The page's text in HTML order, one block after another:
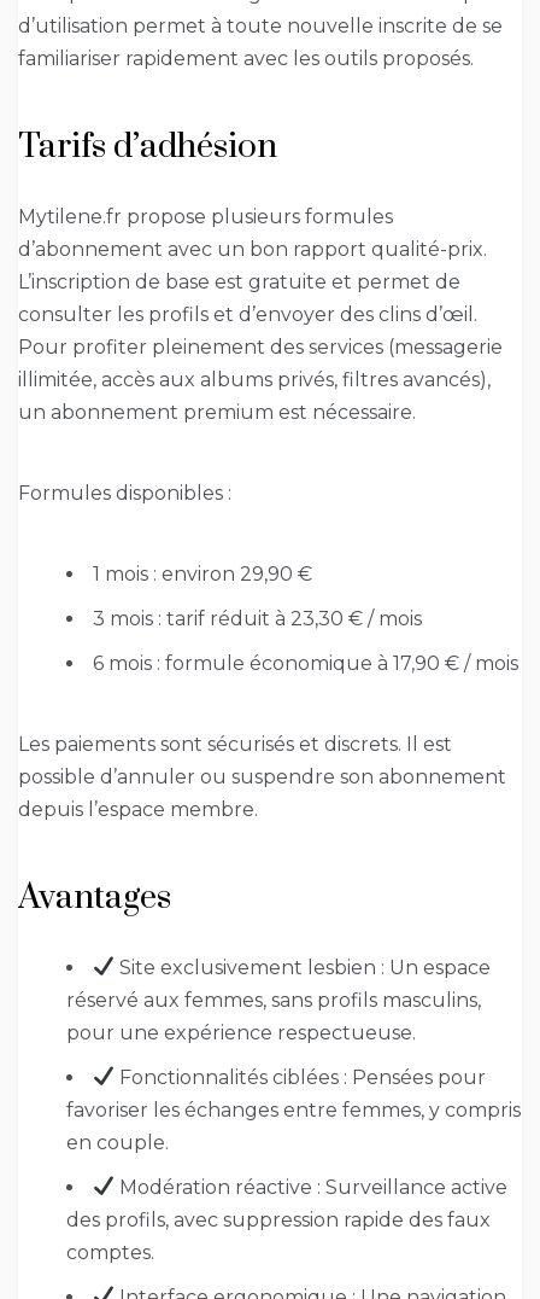
d’utilisation permet à toute nouvelle inscrite de se
familiariser rapidement avec les outils proposés.
Tarifs d’adhésion
Mytilene.fr propose plusieurs formules
d’abonnement avec un bon rapport qualité-prix.
L’inscription de base est gratuite et permet de
consulter les profils et d’envoyer des clins d’œil.
Pour profiter pleinement des services (messagerie
illimitée, accès aux albums privés, filtres avancés),
un abonnement premium est nécessaire.
Formules disponibles :
1 mois : environ 29,90 €
3 mois : tarif réduit à 23,30 € / mois
6 mois : formule économique à 17,90 € / mois
Les paiements sont sécurisés et discrets. Il est
possible d’annuler ou suspendre son abonnement
depuis l’espace membre.
Avantages
Site exclusivement lesbien : Un espace
réservé aux femmes, sans profils masculins,
pour une expérience respectueuse.
Fonctionnalités ciblées : Pensées pour
favoriser les échanges entre femmes, y compris
en couple.
Modération réactive : Surveillance active
des profils, avec suppression rapide des faux
comptes.